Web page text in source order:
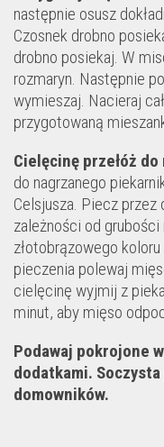
następnie osusz
Czosnek drobno
drobno posiekaj. W
rozmaryn. Następnie
wymieszaj. Nacieraj
przygotowaną
Cielęcinę przełóż
do nagrzanego
Celsjusza. Piecz przez
zależności od
złotobrązowego
pieczenia polewaj
cielęcinę wyjmij z
minut, aby mięso
Podawaj pokrojone
dodatkami.
domowników.